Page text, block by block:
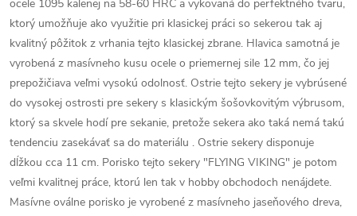
ocele 1095 kalenej na 58-60 HRC a vykovaná do perfektného tvaru,
ktorý umožňuje ako využitie pri klasickej práci so sekerou tak aj
kvalitný pôžitok z vrhania tejto klasickej zbrane. Hlavica samotná je
vyrobená z masívneho kusu ocele o priemernej sile 12 mm, čo jej
prepožičiava veľmi vysokú odolnosť. Ostrie tejto sekery je vybrúsené
do vysokej ostrosti pre sekery s klasickým šošovkovitým výbrusom,
ktorý sa skvele hodí pre sekanie, pretože sekera ako taká nemá takú
tendenciu zasekávať sa do materiálu . Ostrie sekery disponuje
dĺžkou cca 11 cm. Porisko tejto sekery "FLYING VIKING" je potom
veľmi kvalitnej práce, ktorú len tak v hobby obchodoch nenájdete.
Masívne oválne porisko je vyrobené z masívneho jaseňového dreva,